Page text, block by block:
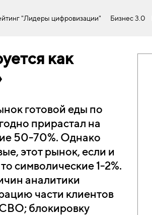
"Лидеры цифровизации" Бизнес 3.0
как
готовой еды по
прирастал на
50-70%. Однако
этот рынок, если и
символические 1-2%.
аналитики
части клиентов
блокировку